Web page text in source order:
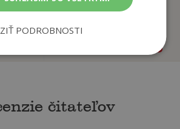
Kolektív autorov
Na sklade
čitateľov
PODROBNOSTI